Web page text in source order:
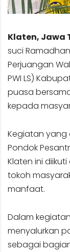
Klaten, Jawa
suci
Perjuangan
PWI LS)
puasa
kepada
Kegiatan yang
Pondok
Klaten ini
tokoh
manfaat.
Dalam kegiatan
menyalurkan
sebagai